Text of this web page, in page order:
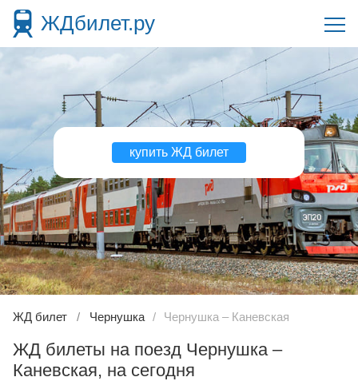
ЖДбилет.ру
купить ЖД билет
ЖД билет Чернушка Чернушка – Каневская
ЖД билеты на поезд Чернушка –
Каневская, на сегодня